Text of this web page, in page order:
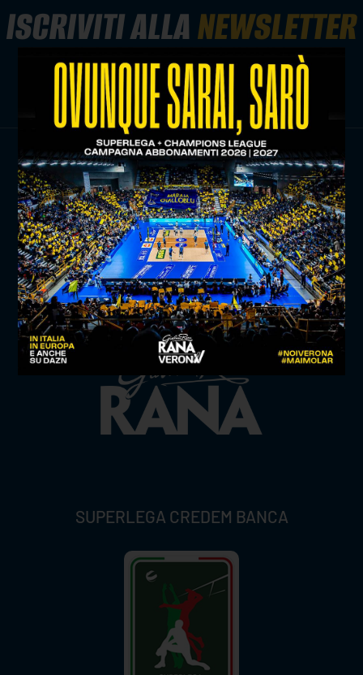
ISCRIVITI ALLANEWSLETTER
ISCRIVITI ORA
TITLE SPONSOR
SUPERLEGA CREDEM BANCA